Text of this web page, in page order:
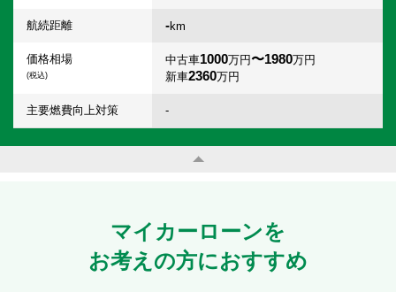
航続距離 -km
価格相場
(税込)
中古車1000万円〜1980万円
新車2360万円
主要燃費向上対策 -
マイカーローンを
お考えの方におすすめ